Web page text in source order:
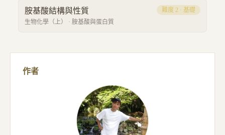
胺基酸結構與性質
生物化學（上） · 胺基酸與蛋白質
難度 2 · 基礎
作者